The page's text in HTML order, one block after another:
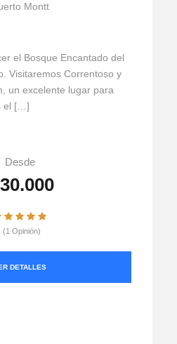
Montt
el Bosque Encantado del
Visitaremos Correntoso y
un excelente lugar para
el […]
Desde
(1 Opinión)
DETALLES